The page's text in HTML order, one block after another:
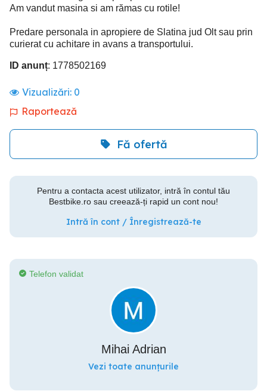
Am vandut masina si am rămas cu rotile!
Predare personala in apropiere de Slatina jud Olt sau prin
curierat cu achitare in avans a transportului.
ID anunț: 1778502169
Vizualizări: 0
Raportează
Fă ofertă
Pentru a contacta acest utilizator, intră în contul tău
Bestbike.ro sau creează-ți rapid un cont nou!
Intră în cont / Înregistrează-te
Telefon validat
Mihai Adrian
Vezi toate anunțurile